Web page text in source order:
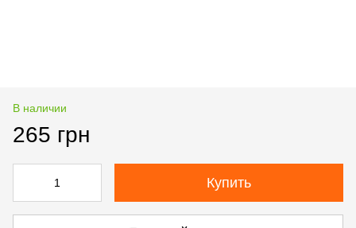
В наличии
265 грн
Купить